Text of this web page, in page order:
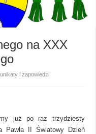
na XXX
i zapowiedzi
już po raz trzydziesty
Pawła II Światowy Dzień